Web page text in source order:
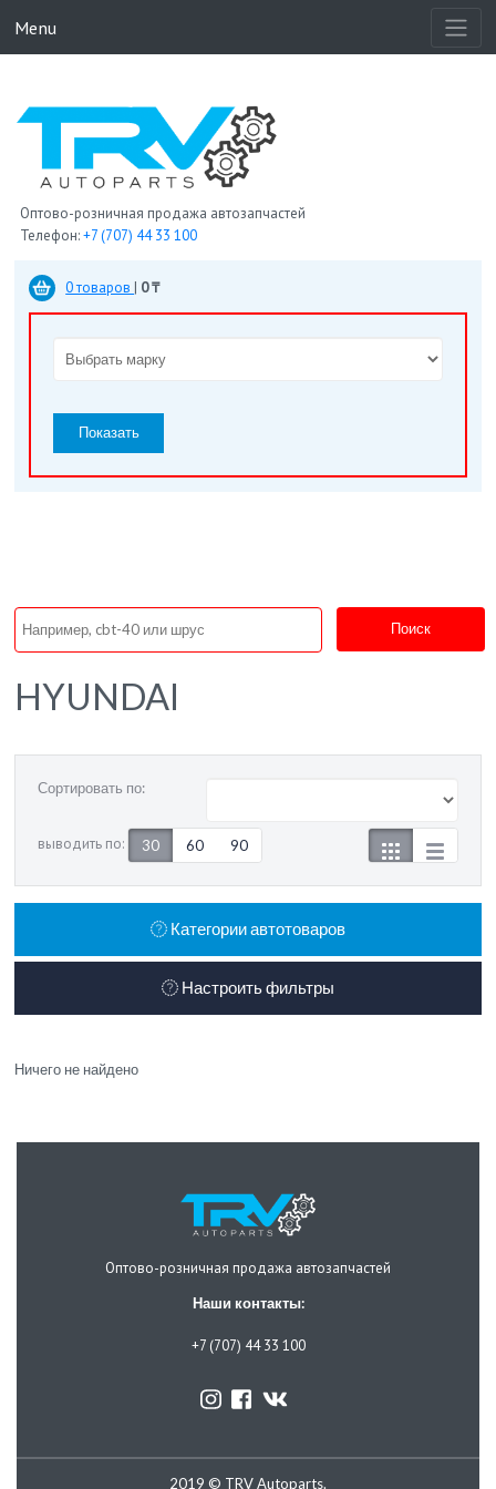
Menu
Оптово-розничная продажа автозапчастей
Телефон:+7 (707) 44 33 100
0 товаров | 0 ₸
Показать
Поиск
HYUNDAI
Сортировать по:
выводить по: 30 60 90
Категории автотоваров
Настроить фильтры
Ничего не найдено
Оптово-розничная продажа автозапчастей
Наши контакты:
+7 (707) 44 33 100
2019 © TRV Autoparts.